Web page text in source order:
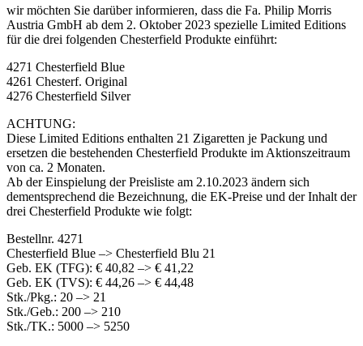
wir möchten Sie darüber informieren, dass die Fa. Philip Morris
Austria GmbH ab dem 2. Oktober 2023 spezielle Limited Editions
für die drei folgenden Chesterfield Produkte einführt:
4271 Chesterfield Blue
4261 Chesterf. Original
4276 Chesterfield Silver
ACHTUNG:
Diese Limited Editions enthalten 21 Zigaretten je Packung und
ersetzen die bestehenden Chesterfield Produkte im Aktionszeitraum
von ca. 2 Monaten.
Ab der Einspielung der Preisliste am 2.10.2023 ändern sich
dementsprechend die Bezeichnung, die EK-Preise und der Inhalt der
drei Chesterfield Produkte wie folgt:
Bestellnr. 4271
Chesterfield Blue –> Chesterfield Blu 21
Geb. EK (TFG): € 40,82 –> € 41,22
Geb. EK (TVS): € 44,26 –> € 44,48
Stk./Pkg.: 20 –> 21
Stk./Geb.: 200 –> 210
Stk./TK.: 5000 –> 5250